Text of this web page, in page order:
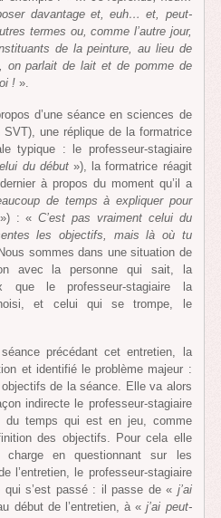
davantage et, euh… et, peut-
termes ou, comme l’autre jour,
de la peinture, au lieu de
on parlait de lait et de pomme de
!».
d’une séance en sciences de
une réplique de la formatrice
typique : le professeur-stagiaire
du début»), la formatrice réagit
à propos du moment qu’il a
de temps à expliquer pour
») : «C’est pas vraiment celui du
les objectifs, mais là où tu
sommes dans une situation de
avec la personne qui sait, la
que le professeur-stagiaire la
et celui qui se trompe, le
précédant cet entretien, la
et identifié le problème majeur :
de la séance. Elle va alors
indirecte le professeur-stagiaire
du temps qui est en jeu, comme
des objectifs. Pour cela elle
en questionnant sur les
l’entretien, le professeur-stagiaire
qui s’est passé : il passe de « j’ai
début de l’entretien, à «j’ai peut-